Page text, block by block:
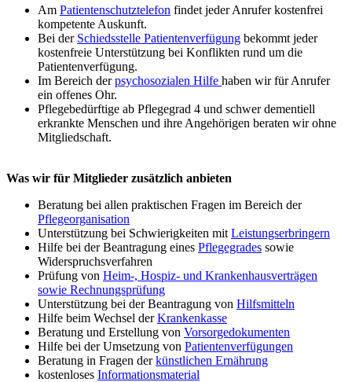
Am Patientenschutztelefon findet jeder Anrufer kostenfrei
kompetente Auskunft.
Bei der Schiedsstelle Patientenverfügung bekommt jeder
kostenfreie Unterstützung bei Konflikten rund um die
Patientenverfügung.
Im Bereich derpsychosozialen Hilfe haben wir für Anrufer
ein offenes Ohr.
Pflegebedürftige ab Pflegegrad 4 und schwer dementiell
erkrankte Menschen und ihre Angehörigen beraten wir ohne
Mitgliedschaft.
Was wir für Mitglieder zusätzlich anbieten
Beratung bei allen praktischen Fragen im Bereich der
Pflegeorganisation
Unterstützung bei Schwierigkeiten mit Leistungserbringern
Hilfe bei der Beantragung eines Pflegegrades sowie
Widerspruchsverfahren
Prüfung von Heim-, Hospiz- und Krankenhausverträgen
sowie Rechnungsprüfung
Unterstützung bei der Beantragung von Hilfsmitteln
Hilfe beim Wechsel derKrankenkasse
Beratung und Erstellung von Vorsorgedokumenten
Hilfe bei der Umsetzung von Patientenverfügungen
Beratung in Fragen derkünstlichen Ernährung
kostenloses Informationsmaterial